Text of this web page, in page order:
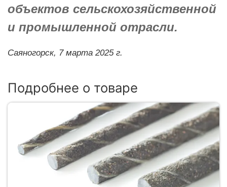
объектов сельскохозяйственной
и промышленной отрасли.
Саяногорск, 7 марта 2025 г.
Подробнее о товаре